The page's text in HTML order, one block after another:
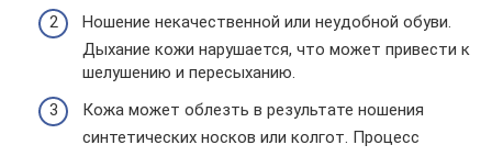
Ношение некачественной или неудобной обуви.
Дыхание кожи нарушается, что может привести к
шелушению и пересыханию.
Кожа может облезть в результате ношения
синтетических носков или колгот. Процесс